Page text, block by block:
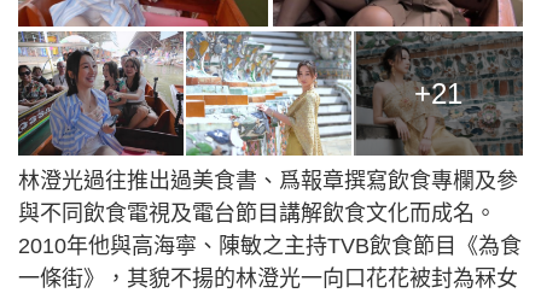
+21
林澄光過往推出過美食書、爲報章撰寫飲食專欄及參
與不同飲食電視及電台節目講解飲食文化而成名。
2010年他與高海寧、陳敏之主持TVB飲食節目《為食
一條街》，其貌不揚的林澄光一向口花花被封為冧女